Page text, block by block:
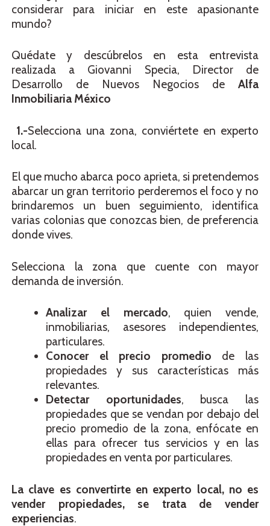
considerar para iniciar en este apasionante
mundo?
Quédate y descúbrelos en esta entrevista
realizada a Giovanni Specia, Director de
Desarrollo de Nuevos Negocios de Alfa
Inmobiliaria México
1.-Selecciona una zona, conviértete en experto
local.
El que mucho abarca poco aprieta, si pretendemos
abarcar un gran territorio perderemos el foco y no
brindaremos un buen seguimiento, identifica
varias colonias que conozcas bien, de preferencia
donde vives.
Selecciona la zona que cuente con mayor
demanda de inversión.
Analizar el mercado, quien vende,
inmobiliarias, asesores independientes,
particulares.
Conocer el precio promedio de las
propiedades y sus características más
relevantes.
Detectar oportunidades, busca las
propiedades que se vendan por debajo del
precio promedio de la zona, enfócate en
ellas para ofrecer tus servicios y en las
propiedades en venta por particulares.
La clave es convertirte en experto local, no es
vender propiedades, se trata de vender
experiencias.